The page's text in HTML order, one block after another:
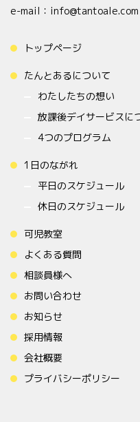
e-mail：info@tantoale.com
トップページ
たんとあるについて
わたしたちの想い
放課後デイサービスに
4つのプログラム
1日のながれ
平日のスケジュール
休日のスケジュール
可児教室
よくある質問
相談員様へ
お問い合わせ
お知らせ
採用情報
会社概要
プライバシーポリシー